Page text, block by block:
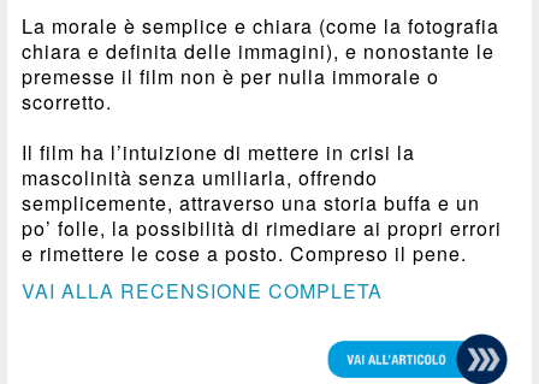
La morale è semplice e chiara (come la fotografia
chiara e definita delle immagini), e nonostante le
premesse il film non è per nulla immorale o
scorretto.
Il film ha l’intuizione di mettere in crisi la
mascolinità senza umiliarla, offrendo
semplicemente, attraverso una storia buffa e un
po’ folle, la possibilità di rimediare ai propri errori
e rimettere le cose a posto. Compreso il pene.
VAI ALLA RECENSIONE COMPLETA